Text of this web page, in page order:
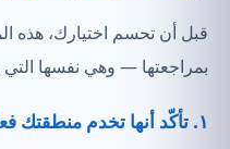
قبل أن تحسم اختيارك، هذه
بمراجعتها — وهي نفسها التي
١. تأكّد أنها تخدم منطقتك فعلاً